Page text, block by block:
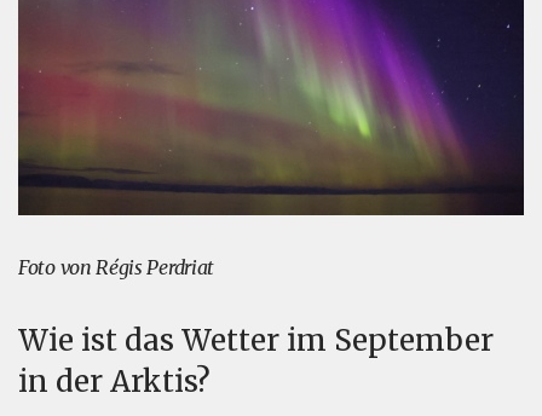
Foto von Régis Perdriat
Wie ist das Wetter im September
in der Arktis?